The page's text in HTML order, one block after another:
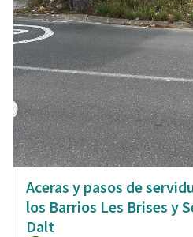
Aceras y pasos de
los Barrios Les Brises y
Dalt